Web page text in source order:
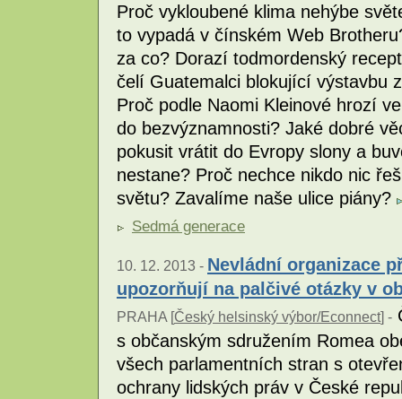
Proč vykloubené klima nehýbe
to vypadá v čínském Web
za co? Dorazí todmordenský
čelí Guatemalci blokující výstavbu
Proč podle Naomi Kleinové hrozí
do bezvýznamnosti? Jaké dobré
pokusit vrátit do Evropy slony a
nestane? Proč nechce nikdo nic
světu? Zavalíme naše ulice piány?
Sedmá generace
10. 12. 2013 - Nevládní organizace
upozorňují na palčivé otázky v
PRAHA [Český helsinský výbor/Econnect] -
s občanským sdružením Romea
všech parlamentních stran s
ochrany lidských práv v České